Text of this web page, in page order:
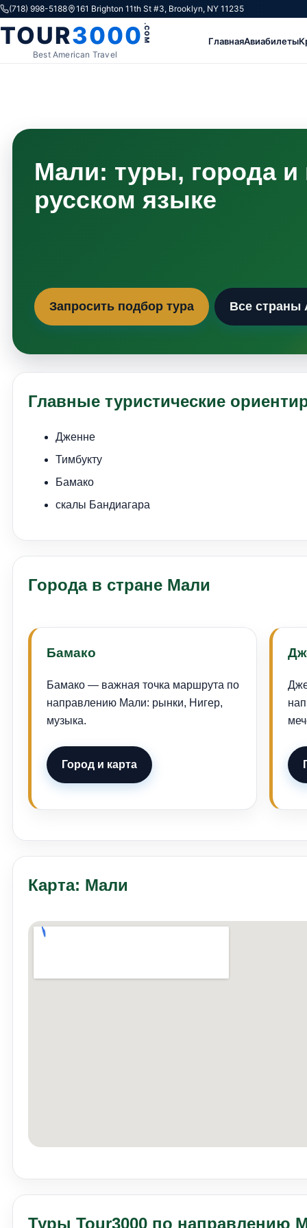
Skip to content
(718) 998-5188 161 Brighton 11th St #3, Brooklyn, NY 11235
TOUR3000.COM
Best American Travel
ГлавнаяАвиабилеты
Мали: туры, города и
русском языке
Запросить подбор тура Все страны
Главные туристические
Дженне
Тимбукту
Бамако
скалы Бандиагара
Города в стране Мали
Бамако
Бамако — важная точка маршрута по
направлению Мали: рынки, Нигер,
музыка.
Город и карта
Карта: Мали
Туры Tour3000 по направлению